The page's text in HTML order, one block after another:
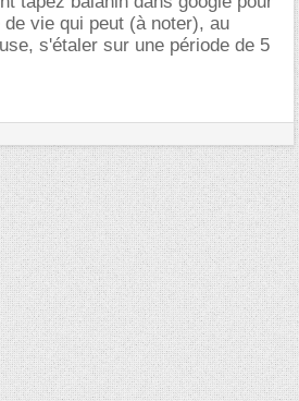
vie qui peut (à noter), au
s'étaler sur une période de 5